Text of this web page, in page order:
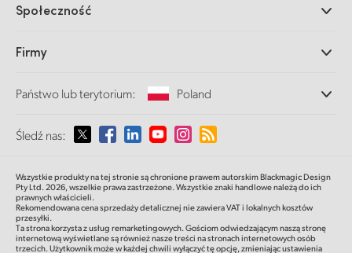
Ultimatte
Przechwytywanie i odtwarzanie
Konwersja standardów
Monitorowanie
Pamięć sieciowa
Routing i dystrybucja
Transmisja i kodowanie
Centrum wsparcia technicznego
Społeczność
Firmy
O nas
Multimedia
Państwo lub terytorium: Poland
Proszę wybrać państwo lub terytorium
Australia
Austria
Śledź nas:
Wszystkie produkty na tej stronie są chronione prawem autorskim Blackmagic Design
Pty Ltd. 2026, wszelkie prawa zastrzeżone. Wszystkie znaki handlowe należą do ich
prawnych właścicieli.
Rekomendowana cena sprzedaży detalicznej nie zawiera VAT i lokalnych kosztów
przesyłki.
Ta strona korzysta z usług remarketingowych. Gościom odwiedzającym naszą stronę
internetową wyświetlane są również nasze treści na stronach internetowych osób
trzecich. Użytkownik może w każdej chwili wyłączyć tę opcję, zmieniając ustawienia